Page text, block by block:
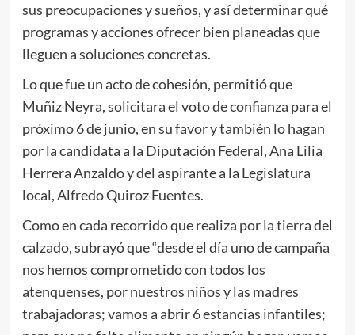
sus preocupaciones y sueños, y así determinar qué
programas y acciones ofrecer bien planeadas que
lleguen a soluciones concretas.
Lo que fue un acto de cohesión, permitió que
Muñiz Neyra, solicitara el voto de confianza para el
próximo 6 de junio, en su favor y también lo hagan
por la candidata a la Diputación Federal, Ana Lilia
Herrera Anzaldo y del aspirante a la Legislatura
local, Alfredo Quiroz Fuentes.
Como en cada recorrido que realiza por la tierra del
calzado, subrayó que “desde el día uno de campaña
nos hemos comprometido con todos los
atenquenses, por nuestros niños y las madres
trabajadoras; vamos a abrir 6 estancias infantiles;